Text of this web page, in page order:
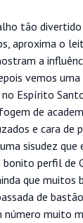
tão
aproxima o
a
vemos
no Espírito
de
e cara de
sisudez que
perfil de
que muitos
de
número muito